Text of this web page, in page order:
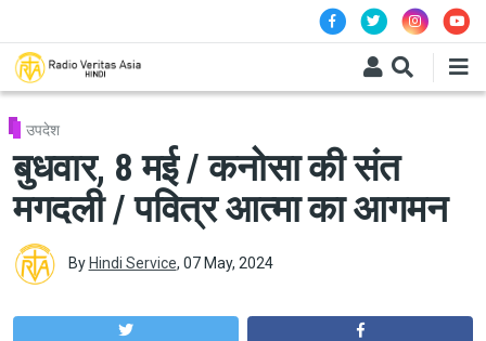
उपदेश
बुधवार, 8 मई / कनोसा की संत
मगदली / पवित्र आत्मा का आगमन
By Hindi Service, 07 May, 2024